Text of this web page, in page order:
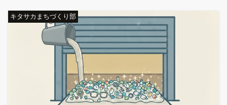
キタサカまちづくり部